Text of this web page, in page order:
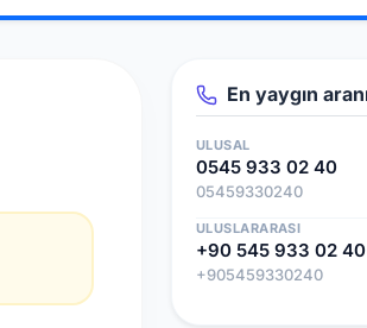
En yaygın
ULUSAL
0545 933 02 40
05459330240
ULUSLARARASI
+90 545 933 02 40
+905459330240